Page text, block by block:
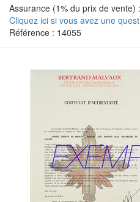
Assurance (1% du prix de vente)
Cliquez ici si vous avez une
Référence : 14055